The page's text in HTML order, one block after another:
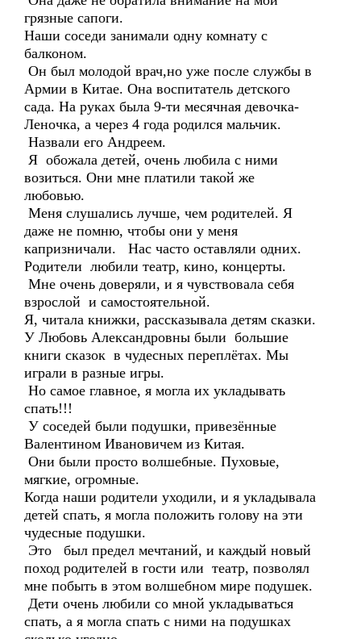
грязные сапоги.
Наши соседи занимали одну комнату с
балконом.
Он был молодой врач,но уже после службы в
Армии в Китае. Она воспитатель детского
сада. На руках была 9-ти месячная девочка-
Леночка, а через 4 года родился мальчик.
Назвали его Андреем.
Я обожала детей, очень любила с ними
возиться. Они мне платили такой же
любовью.
Меня слушались лучше, чем родителей. Я
даже не помню, чтобы они у меня
капризничали. Нас часто оставляли одних.
Родители любили театр, кино, концерты.
Мне очень доверяли, и я чувствовала себя
взрослой и самостоятельной.
Я, читала книжки, рассказывала детям сказки.
У Любовь Александровны были большие
книги сказок в чудесных переплётах. Мы
играли в разные игры.
Но самое главное, я могла их укладывать
спать!!!
У соседей были подушки, привезённые
Валентином Ивановичем из Китая.
Они были просто волшебные. Пуховые,
мягкие, огромные.
Когда наши родители уходили, и я укладывала
детей спать, я могла положить голову на эти
чудесные подушки.
Это был предел мечтаний, и каждый новый
поход родителей в гости или театр, позволял
мне побыть в этом волшебном мире подушек.
Дети очень любили со мной укладываться
спать, а я могла спать с ними на подушках